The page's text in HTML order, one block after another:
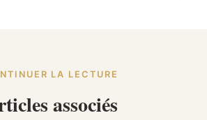
LA LECTURE
associés